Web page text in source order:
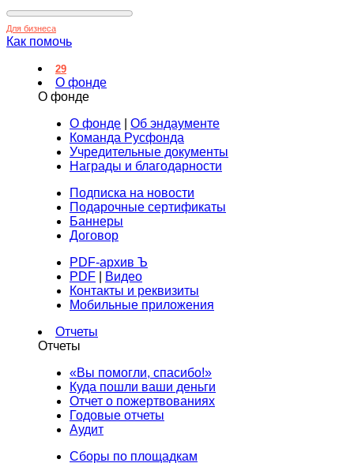
Для бизнеса
Как помочь
29
О фонде
О фонде
О фонде
Об эндаументе
Команда Русфонда
Учредительные документы
Награды и благодарности
Подписка на новости
Подарочные сертификаты
Баннеры
Договор
PDF-архив Ъ
PDF
Видео
Контакты и реквизиты
Мобильные приложения
Отчеты
Отчеты
«Вы помогли, спасибо!»
Куда пошли ваши деньги
Отчет о пожертвованиях
Годовые отчеты
Аудит
Сборы по площадкам